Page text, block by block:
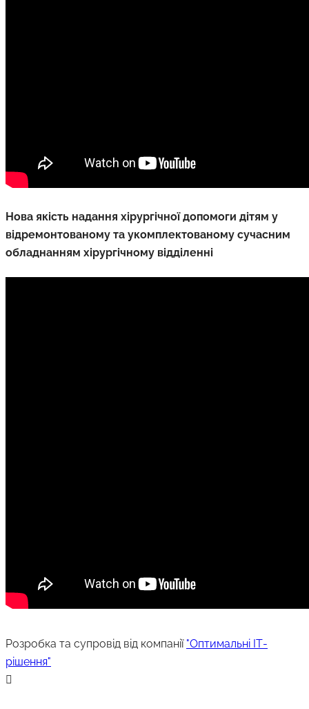
Нова якість надання хірургічної допомоги дітям у
відремонтованому та укомплектованому сучасним
обладнанням хірургічному відділенні
Розробка та супровід від компанії "Оптимальні ІТ-
рішення"